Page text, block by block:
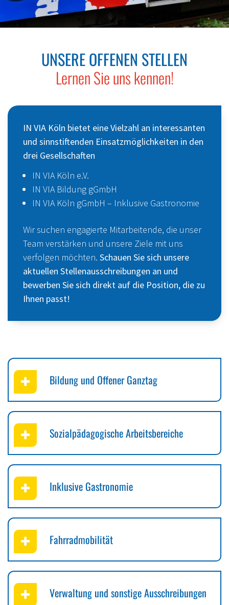
© Susanne Blumenthal
UNSERE OFFENEN STELLEN
Lernen Sie uns kennen!
IN VIA Köln bietet eine Vielzahl an interessanten
und sinnstiftenden Einsatzmöglichkeiten in den
drei Gesellschaften
IN VIA Köln e.V.
IN VIA Bildung gGmbH
IN VIA Köln gGmbH – Inklusive Gastronomie
Wir suchen engagierte Mitarbeitende, die unser
Team verstärken und unsere Ziele mit uns
verfolgen möchten. Schauen Sie sich unsere
aktuellen Stellenausschreibungen an und
bewerben Sie sich direkt auf die Position, die zu
Ihnen passt!
Bildung und Offener Ganztag
Sozialpädagogische Arbeitsbereiche
Inklusive Gastronomie
Fahrradmobilität
Verwaltung und sonstige Ausschreibungen